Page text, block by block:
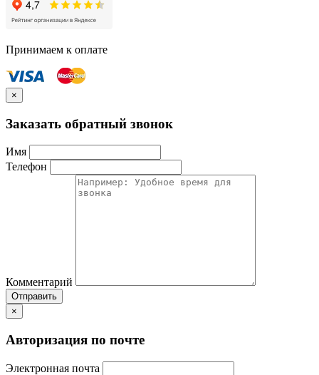
Принимаем к оплате
×
Заказать обратный звонок
Имя
Телефон
Комментарий
Отправить
×
Авторизация по почте
Электронная почта